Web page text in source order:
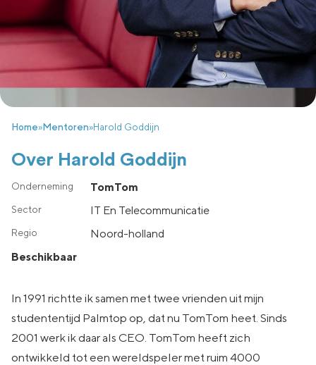
Home»Mentoren»Harold Goddijn
Over Harold Goddijn
TomTom
IT En Telecommunicatie
noord-holland
Beschikbaar
In 1991 richtte ik samen met twee vrienden uit mijn
studententijd Palmtop op, dat nu TomTom heet. Sinds
2001 werk ik daar als CEO. TomTom heeft zich
ontwikkeld tot een wereldspeler met ruim 4000